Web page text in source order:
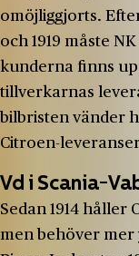
omöjliggjorts.
och 1919 måste
kunderna finns
tillverkarnas
bilbristen vänder
Citroen-
Vd i Scania-
Sedan 1914 håller
men behöver mer